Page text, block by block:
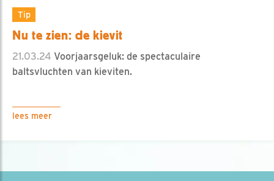
Tip
Nu te zien: de kievit
21.03.24 Voorjaarsgeluk: de spectaculaire
baltsvluchten van kieviten.
lees meer